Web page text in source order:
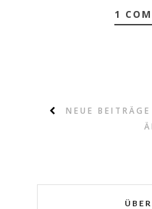
1
NEUE BEITRÄGE